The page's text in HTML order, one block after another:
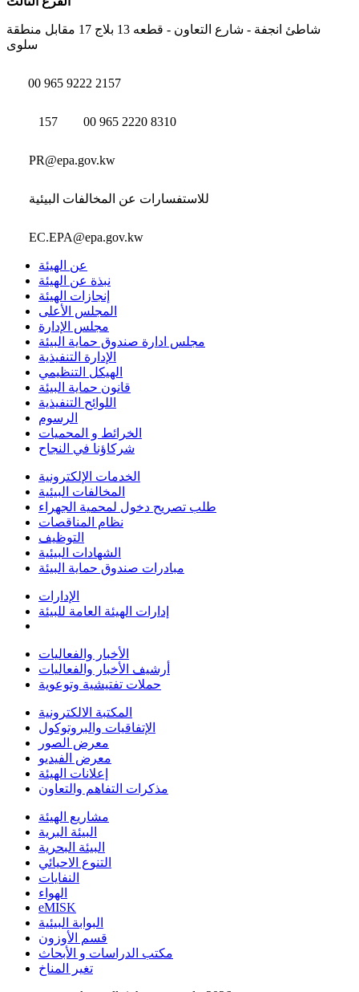
شاطئ انجفة - شارع التعاون - قطعه 13 بلاج 17 مقابل منطقة
سلوى
00 965 9222 2157
157 00 965 2220 8310
PR@epa.gov.kw
للاستفسارات عن المخالفات البيئية
EC.EPA@epa.gov.kw
عن الهيئة
نبذة عن الهيئة
إنجازات الهيئة
المجلس الأعلى
مجلس الإدارة
مجلس ادارة صندوق حماية البيئة
الإدارة التنفيذية
الهيكل التنظيمي
قانون حماية البيئة
اللوائح التنفيذية
الرسوم
الخرائط و المحميات
شركاؤنا في النجاح
الخدمات الإلكترونية
المخالفات البيئية
طلب تصريح دخول لمحمية الجهراء
نظام المناقصات
التوظيف
الشهادات البيئية
مبادرات صندوق حماية البيئة
الإدارات
إدارات الهيئة العامة للبيئة
الأخبار والفعاليات
أرشيف الأخبار والفعاليات
حملات تفتيشية وتوعوية
المكتبة الالكترونية
الإتفاقيات والبروتوكول
معرض الصور
معرض الفيديو
إعلانات الهيئة
مذكرات التفاهم والتعاون
مشاريع الهيئة
البيئة البرية
البيئة البحرية
التنوع الاحيائي
النفايات
الهواء
eMISK
البوابة البيئية
قسم الأوزون
مكتب الدراسات و الأبحاث
تغير المناخ